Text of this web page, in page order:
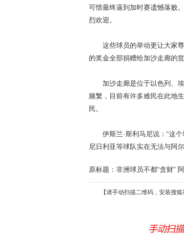
可惜最终逼到加时赛遗憾落败
烈欢迎。
这些球员的举动更让大家尊
的奖金全部捐赠给加沙走廊的贫
加沙走廊是位于以色列、埃
频繁，目前有许多难民在此地
民。
伊斯兰·斯利马尼说：“这个
尼日利亚等球队实在无法与阿
原标题：非洲球员不都“贪财”
【请手动扫描二维码，安装搜狐